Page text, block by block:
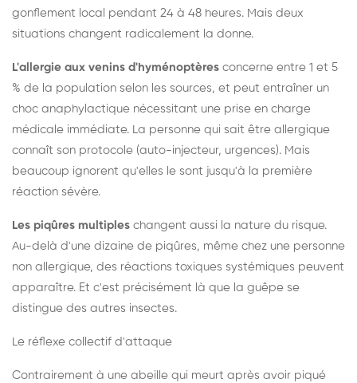
gonflement local pendant 24 à 48 heures. Mais deux
situations changent radicalement la donne.
L'allergie aux venins d'hyménoptères concerne entre 1 et 5
% de la population selon les sources, et peut entraîner un
choc anaphylactique nécessitant une prise en charge
médicale immédiate. La personne qui sait être allergique
connaît son protocole (auto-injecteur, urgences). Mais
beaucoup ignorent qu'elles le sont jusqu'à la première
réaction sévère.
Les piqûres multiples changent aussi la nature du risque.
Au-delà d'une dizaine de piqûres, même chez une personne
non allergique, des réactions toxiques systémiques peuvent
apparaître. Et c'est précisément là que la guêpe se
distingue des autres insectes.
Le réflexe collectif d'attaque
Contrairement à une abeille qui meurt après avoir piqué